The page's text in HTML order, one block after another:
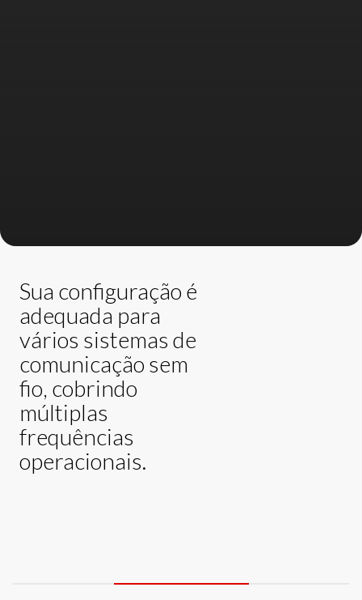
Sua configuração é
adequada para
vários sistemas de
comunicação sem
fio, cobrindo
múltiplas
frequências
operacionais.